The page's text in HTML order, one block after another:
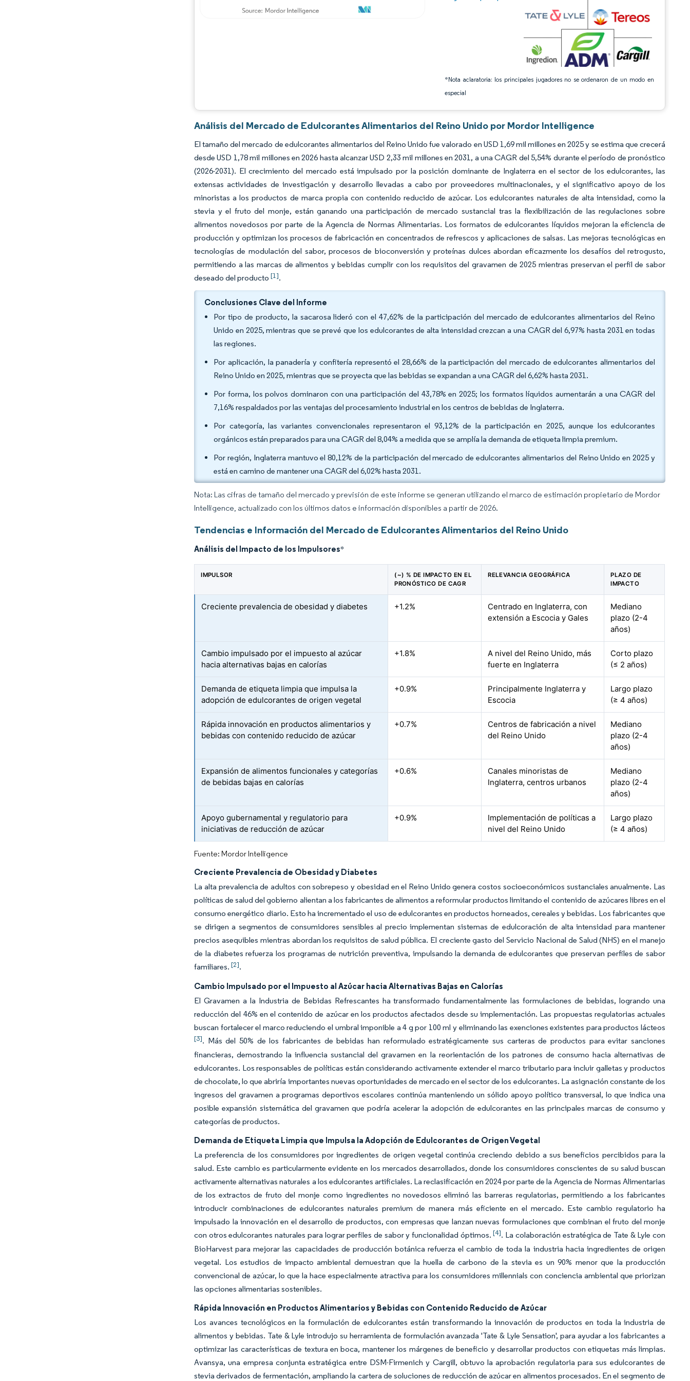
*Nota aclaratoria: los principales jugadores no se ordenaron de un modo en
especial
Análisis del Mercado de Edulcorantes Alimentarios del Reino Unido por Mordor Intelligence
El tamaño del mercado de edulcorantes alimentarios del Reino Unido fue valorado en USD 1,69 mil millones en 2025 y se estima que crecerá
desde USD 1,78 mil millones en 2026 hasta alcanzar USD 2,33 mil millones en 2031, a una CAGR del 5,54% durante el período de pronóstico
(2026-2031). El crecimiento del mercado está impulsado por la posición dominante de Inglaterra en el sector de los edulcorantes, las
extensas actividades de investigación y desarrollo llevadas a cabo por proveedores multinacionales, y el significativo apoyo de los
minoristas a los productos de marca propia con contenido reducido de azúcar. Los edulcorantes naturales de alta intensidad, como la
stevia y el fruto del monje, están ganando una participación de mercado sustancial tras la flexibilización de las regulaciones sobre
alimentos novedosos por parte de la Agencia de Normas Alimentarias. Los formatos de edulcorantes líquidos mejoran la eficiencia de
producción y optimizan los procesos de fabricación en concentrados de refrescos y aplicaciones de salsas. Las mejoras tecnológicas en
tecnologías de modulación del sabor, procesos de bioconversión y proteínas dulces abordan eficazmente los desafíos del retrogusto,
permitiendo a las marcas de alimentos y bebidas cumplir con los requisitos del gravamen de 2025 mientras preservan el perfil de sabor
deseado del producto[1].
Conclusiones Clave del Informe
Por tipo de producto, la sacarosa lideró con el 47,62% de la participación del mercado de edulcorantes alimentarios del Reino
Unido en 2025, mientras que se prevé que los edulcorantes de alta intensidad crezcan a una CAGR del 6,97% hasta 2031 en todas
las regiones.
Por aplicación, la panadería y confitería representó el 28,66% de la participación del mercado de edulcorantes alimentarios del
Reino Unido en 2025, mientras que se proyecta que las bebidas se expandan a una CAGR del 6,62% hasta 2031.
Por forma, los polvos dominaron con una participación del 43,78% en 2025; los formatos líquidos aumentarán a una CAGR del
7,16% respaldados por las ventajas del procesamiento industrial en los centros de bebidas de Inglaterra.
Por categoría, las variantes convencionales representaron el 93,12% de la participación en 2025, aunque los edulcorantes
orgánicos están preparados para una CAGR del 8,04% a medida que se amplía la demanda de etiqueta limpia premium.
Por región, Inglaterra mantuvo el 80,12% de la participación del mercado de edulcorantes alimentarios del Reino Unido en 2025 y
está en camino de mantener una CAGR del 6,02% hasta 2031.
Nota: Las cifras de tamaño del mercado y previsión de este informe se generan utilizando el marco de estimación propietario de Mordor
Intelligence, actualizado con los últimos datos e información disponibles a partir de 2026.
Tendencias e Información del Mercado de Edulcorantes Alimentarios del Reino Unido
Análisis del Impacto de los Impulsores*
IMPULSOR
(~) % DE IMPACTO EN EL
PRONÓSTICO DE CAGR
RELEVANCIA GEOGRÁFICA
PLAZO DE
IMPACTO
Creciente prevalencia de obesidad y diabetes +1.2%
Centrado en Inglaterra, con
extensión a Escocia y Gales
Mediano
plazo (2-4
años)
Cambio impulsado por el impuesto al azúcar
hacia alternativas bajas en calorías
+1.8%
A nivel del Reino Unido, más
fuerte en Inglaterra
Corto plazo
(≤ 2 años)
Demanda de etiqueta limpia que impulsa la
adopción de edulcorantes de origen vegetal
+0.9%
Principalmente Inglaterra y
Escocia
Largo plazo
(≥ 4 años)
Rápida innovación en productos alimentarios y
bebidas con contenido reducido de azúcar
+0.7%
Centros de fabricación a nivel
del Reino Unido
Mediano
plazo (2-4
años)
Expansión de alimentos funcionales y categorías
de bebidas bajas en calorías
+0.6%
Canales minoristas de
Inglaterra, centros urbanos
Mediano
plazo (2-4
años)
Apoyo gubernamental y regulatorio para
iniciativas de reducción de azúcar
+0.9%
Implementación de políticas a
nivel del Reino Unido
Largo plazo
(≥ 4 años)
Fuente: Mordor Intelligence
Creciente Prevalencia de Obesidad y Diabetes
La alta prevalencia de adultos con sobrepeso y obesidad en el Reino Unido genera costos socioeconómicos sustanciales anualmente. Las
políticas de salud del gobierno alientan a los fabricantes de alimentos a reformular productos limitando el contenido de azúcares libres en el
consumo energético diario. Esto ha incrementado el uso de edulcorantes en productos horneados, cereales y bebidas. Los fabricantes que
se dirigen a segmentos de consumidores sensibles al precio implementan sistemas de edulcoración de alta intensidad para mantener
precios asequibles mientras abordan los requisitos de salud pública. El creciente gasto del Servicio Nacional de Salud (NHS) en el manejo
de la diabetes refuerza los programas de nutrición preventiva, impulsando la demanda de edulcorantes que preservan perfiles de sabor
familiares.[2].
Cambio Impulsado por el Impuesto al Azúcar hacia Alternativas Bajas en Calorías
El Gravamen a la Industria de Bebidas Refrescantes ha transformado fundamentalmente las formulaciones de bebidas, logrando una
reducción del 46% en el contenido de azúcar en los productos afectados desde su implementación. Las propuestas regulatorias actuales
buscan fortalecer el marco reduciendo el umbral imponible a 4 g por 100 ml y eliminando las exenciones existentes para productos lácteos
[3]. Más del 50% de los fabricantes de bebidas han reformulado estratégicamente sus carteras de productos para evitar sanciones
financieras, demostrando la influencia sustancial del gravamen en la reorientación de los patrones de consumo hacia alternativas de
edulcorantes. Los responsables de políticas están considerando activamente extender el marco tributario para incluir galletas y productos
de chocolate, lo que abriría importantes nuevas oportunidades de mercado en el sector de los edulcorantes. La asignación constante de los
ingresos del gravamen a programas deportivos escolares continúa manteniendo un sólido apoyo político transversal, lo que indica una
posible expansión sistemática del gravamen que podría acelerar la adopción de edulcorantes en las principales marcas de consumo y
categorías de productos.
Demanda de Etiqueta Limpia que Impulsa la Adopción de Edulcorantes de Origen Vegetal
La preferencia de los consumidores por ingredientes de origen vegetal continúa creciendo debido a sus beneficios percibidos para la
salud. Este cambio es particularmente evidente en los mercados desarrollados, donde los consumidores conscientes de su salud buscan
activamente alternativas naturales a los edulcorantes artificiales. La reclasificación en 2024 por parte de la Agencia de Normas Alimentarias
de los extractos de fruto del monje como ingredientes no novedosos eliminó las barreras regulatorias, permitiendo a los fabricantes
introducir combinaciones de edulcorantes naturales premium de manera más eficiente en el mercado. Este cambio regulatorio ha
impulsado la innovación en el desarrollo de productos, con empresas que lanzan nuevas formulaciones que combinan el fruto del monje
con otros edulcorantes naturales para lograr perfiles de sabor y funcionalidad óptimos.[4]. La colaboración estratégica de Tate & Lyle con
BioHarvest para mejorar las capacidades de producción botánica refuerza el cambio de toda la industria hacia ingredientes de origen
vegetal. Los estudios de impacto ambiental demuestran que la huella de carbono de la stevia es un 90% menor que la producción
convencional de azúcar, lo que la hace especialmente atractiva para los consumidores millennials con conciencia ambiental que priorizan
las opciones alimentarias sostenibles.
Rápida Innovación en Productos Alimentarios y Bebidas con Contenido Reducido de Azúcar
Los avances tecnológicos en la formulación de edulcorantes están transformando la innovación de productos en toda la industria de
alimentos y bebidas. Tate & Lyle introdujo su herramienta de formulación avanzada 'Tate & Lyle Sensation', para ayudar a los fabricantes a
optimizar las características de textura en boca, mantener los márgenes de beneficio y desarrollar productos con etiquetas más limpias.
Avansya, una empresa conjunta estratégica entre DSM-Firmenich y Cargill, obtuvo la aprobación regulatoria para sus edulcorantes de
stevia derivados de fermentación, ampliando la cartera de soluciones de reducción de azúcar en alimentos procesados. En el segmento de